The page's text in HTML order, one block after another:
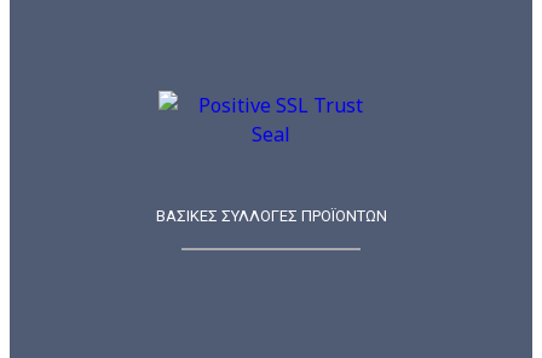
ΒΑΣΙΚΕΣ ΣΥΛΛΟΓΕΣ ΠΡΟΪΟΝΤΩΝ